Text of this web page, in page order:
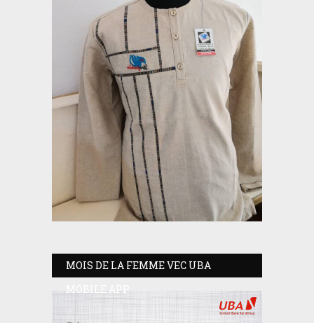
MOIS DE LA FEMME VEC UBA
MOBILE APP